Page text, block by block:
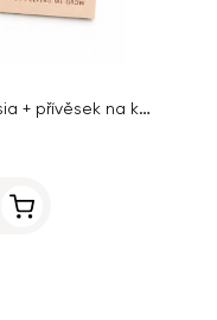
Dárkové balení Cuticle Oil Freesia + přívěsek na klíče